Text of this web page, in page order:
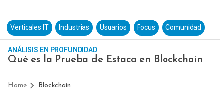
Verticales IT Industrias Usuarios Focus Comunidad
ANÁLISIS EN PROFUNDIDAD
Qué es la Prueba de Estaca en Blockchain
Home Blockchain